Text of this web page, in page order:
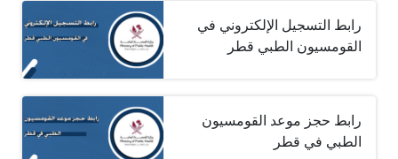
رابط التسجيل الإلكتروني في
القومسيون الطبي قطر
رابط حجز موعد القومسيون
الطبي في قطر